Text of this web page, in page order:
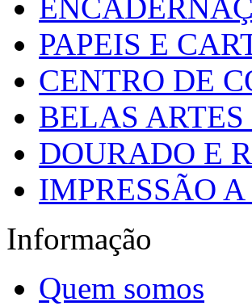
PAPEIS E
CENTRO DE
BELAS ARTES
DOURADO E
IMPRESSÃO
Informação
Quem somos